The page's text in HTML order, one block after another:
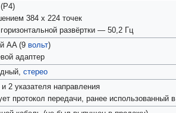
384 x 224 точек
развёртки — 50,2 Гц
AA (9вольт)
адаптер
стерео
и 2 указателя направления
протокол передачи, ранее использованный в